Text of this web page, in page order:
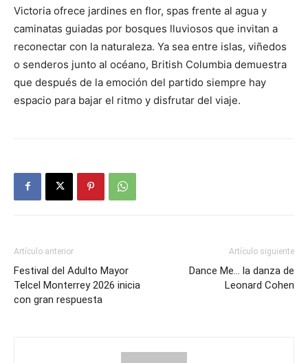
Victoria ofrece jardines en flor, spas frente al agua y
caminatas guiadas por bosques lluviosos que invitan a
reconectar con la naturaleza. Ya sea entre islas, viñedos
o senderos junto al océano, British Columbia demuestra
que después de la emoción del partido siempre hay
espacio para bajar el ritmo y disfrutar del viaje.
Artículo anterior
Festival del Adulto Mayor
Telcel Monterrey 2026 inicia
con gran respuesta
Artículo siguiente
Dance Me… la danza de
Leonard Cohen